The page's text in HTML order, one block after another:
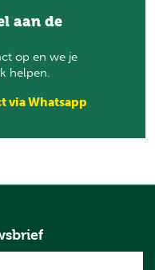
aan de
op en we je
helpen.
via Whatsapp